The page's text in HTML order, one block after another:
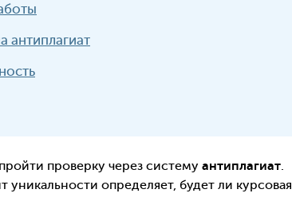
антиплагиат
проверку через систему антиплагиат.
определяет, будет ли курсовая